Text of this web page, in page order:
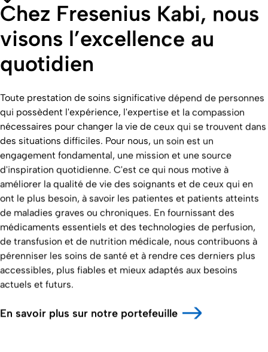
Chez Fresenius Kabi, nous
visons l’excellence au
quotidien
Toute prestation de soins significative dépend de personnes
qui possèdent l'expérience, l'expertise et la compassion
nécessaires pour changer la vie de ceux qui se trouvent dans
des situations difficiles. Pour nous, un soin est un
engagement fondamental, une mission et une source
d'inspiration quotidienne. C'est ce qui nous motive à
améliorer la qualité de vie des soignants et de ceux qui en
ont le plus besoin, à savoir les patientes et patients atteints
de maladies graves ou chroniques. En fournissant des
médicaments essentiels et des technologies de perfusion,
de transfusion et de nutrition médicale, nous contribuons à
pérenniser les soins de santé et à rendre ces derniers plus
accessibles, plus fiables et mieux adaptés aux besoins
actuels et futurs.
En savoir plus sur notre portefeuille